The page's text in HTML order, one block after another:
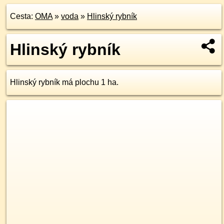
Cesta: OMA» voda » Hlinský rybník
Hlinský rybník
Hlinský rybník má plochu 1 ha.